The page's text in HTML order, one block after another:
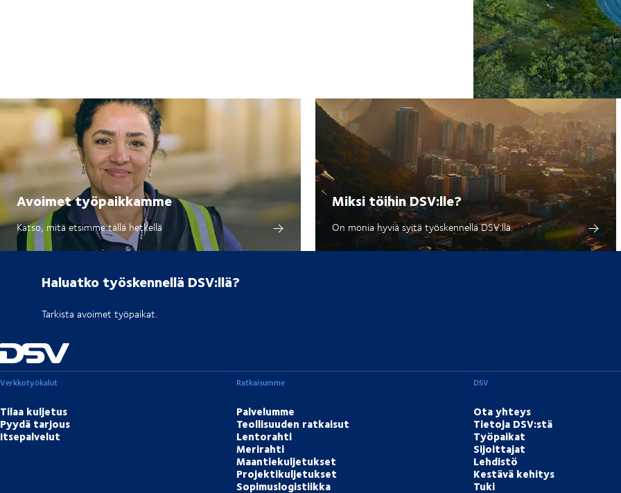
Avoimet työpaikkamme
Katso, mitä etsimme tällä hetkellä
Miksi töihin DSV:lle?
On monia hyviä syitä työskennellä DSV:llä.
Haluatko työskennellä DSV:llä?
Tarkista avoimet työpaikat.
Verkkotyökalut
Tilaa kuljetus
Pyydä tarjous
Itsepalvelut
Ratkaisumme
Palvelumme
Teollisuuden ratkaisut
Lentorahti
Merirahti
Maantiekuljetukset
Projektikuljetukset
Sopimuslogistiikka
DSV
Ota yhteys
Tietoja DSV:stä
Työpaikat
Sijoittajat
Lehdistö
Kestävä kehitys
Tuki